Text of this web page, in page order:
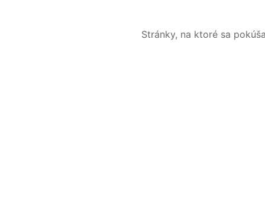
Stránky, na ktoré sa